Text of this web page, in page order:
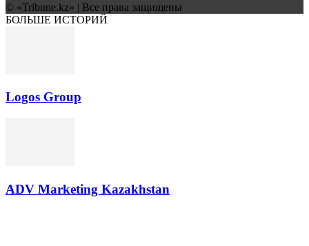
© «Tribune.kz» | Все права защищены
БОЛЬШЕ ИСТОРИЙ
Logos Group
ADV Marketing Kazakhstan